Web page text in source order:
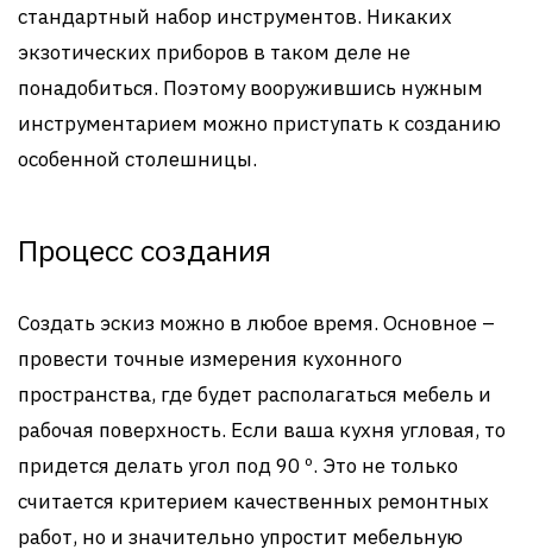
стандартный набор инструментов. Никаких
экзотических приборов в таком деле не
понадобиться. Поэтому вооружившись нужным
инструментарием можно приступать к созданию
особенной столешницы.
Процесс создания
Создать эскиз можно в любое время. Основное –
провести точные измерения кухонного
пространства, где будет располагаться мебель и
рабочая поверхность. Если ваша кухня угловая, то
придется делать угол под 90 º. Это не только
считается критерием качественных ремонтных
работ, но и значительно упростит мебельную